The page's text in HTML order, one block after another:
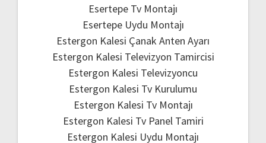
Esertepe Tv Montajı
Esertepe Uydu Montajı
Estergon Kalesi Çanak Anten Ayarı
Estergon Kalesi Televizyon Tamircisi
Estergon Kalesi Televizyoncu
Estergon Kalesi Tv Kurulumu
Estergon Kalesi Tv Montajı
Estergon Kalesi Tv Panel Tamiri
Estergon Kalesi Uydu Montajı